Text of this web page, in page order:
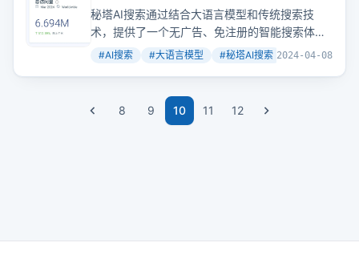
更智能的搜索？
秘塔AI搜索通过结合大语言模型和传统搜索技
术，提供了一个无广告、免注册的智能搜索体
验。它通过语义分析和互联网信息检索，以自然
#AI搜索 #大语言模型 #秘塔AI搜索 +4
2024-04-08
8 9 10 11 12